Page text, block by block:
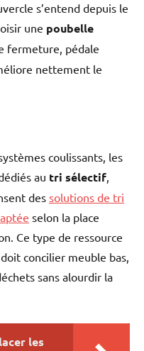
s’entend depuis le
une poubelle
fermeture, pédale
nettement le
coulissants, les
au tri sélectif,
des solutions de tri
selon la place
Ce type de ressource
concilier meuble bas,
sans alourdir la
les